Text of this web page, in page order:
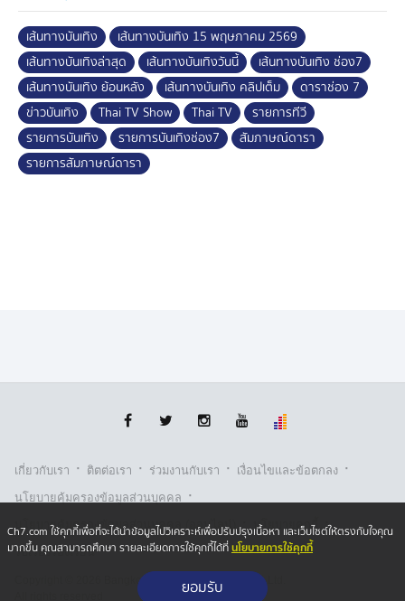
เส้นทางบันเทิง
เส้นทางบันเทิง 15 พฤษภาคม 2569
เส้นทางบันเทิงล่าสุด
เส้นทางบันเทิงวันนี้
เส้นทางบันเทิง ช่อง7
เส้นทางบันเทิง ย้อนหลัง
เส้นทางบันเทิง คลิปเต็ม
ดาราช่อง 7
ข่าวบันเทิง
Thai TV Show Thai TV
รายการทีวี
รายการบันเทิง
รายการบันเทิงช่อง7
สัมภาษณ์ดารา
รายการสัมภาษณ์ดารา
เกี่ยวกับเรา · ติตต่อเรา · ร่วมงานกับเรา · เงื่อนไขและข้อตกลง ·
นโยบายคุ้มครองข้อมูลส่วนบุคคล ·
นโยบายคุ้มครองข้อมูลส่วนบุคคล (ออนไลน์) · นโยบายคุกกี้ ·
รับเรื่องร้องเรียน
Copyright © 2026 Bangkok Broadcasting & T.V. Co.,Ltd.
Ch7.com ใช้คุกกี้เพื่อที่จะได้นำข้อมูลไปวิเคราะห์เพื่อปรับปรุงเนื้อหา และเว็บไซต์ให้ตรงกับใจคุณ
มากขึ้น คุณสามารถศึกษา รายละเอียดการใช้คุกกี้ได้ที่นโยบายการใช้คุกกี้
ยอมรับ